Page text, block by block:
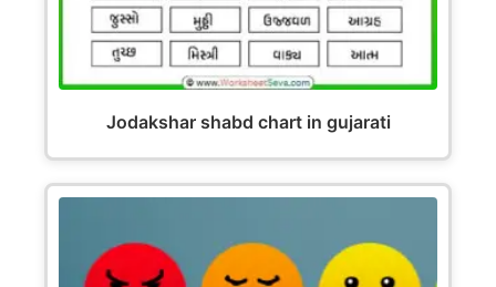
Jodakshar shabd chart in gujarati